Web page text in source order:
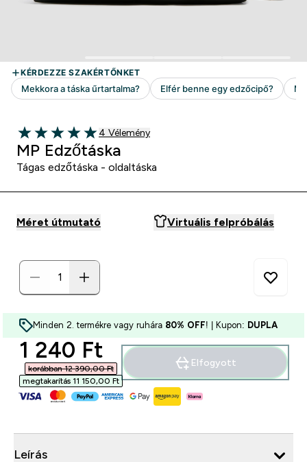
5 out of 5 stars
4 customer reviews
4 Vélemény
MP Edzőtáska
Tágas edzőtáska - oldaltáska
Méret útmutató Virtuális felpróbálás
Minden 2. termékre vagy ruhára 80% OFF! | Kupon: DUPLA
discounted price
1 240 Ft‎
korábban 12 390,00 Ft‎
megtakarítás 11 150,00 Ft‎
Elfogyott
Leírás